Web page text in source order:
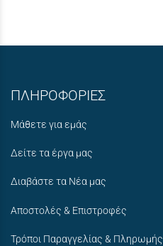
ΠΛΗΡΟΦΟΡΙΕΣ
Μάθετε για εμάς
Δείτε τα έργα μας
Διαβάστε τα Νέα μας
Αποστολές & Επιστροφές
Τρόποι Παραγγελίας & Πληρωμής